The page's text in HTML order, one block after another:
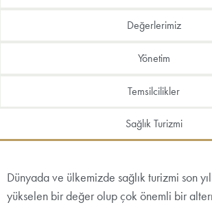
Sağlık Turizmi
Değerlerimiz
Yönetim
Temsilcilikler
Dünyada ve ülkemizde sağlık turizmi son
yükselen bir değer olup çok önemli bir